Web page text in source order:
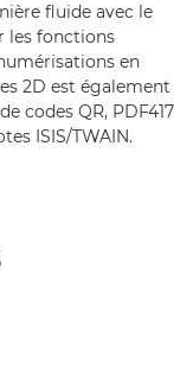
fluide avec le
les fonctions
en
2D est également
codes QR, PDF417
ISIS/TWAIN.